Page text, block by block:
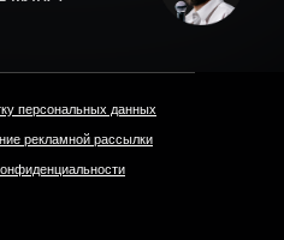
персональных данных
рекламной рассылки